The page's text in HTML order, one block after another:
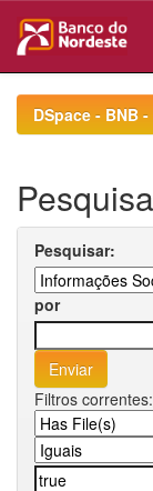
navigationDSpace - BNB
Pesquisar:
por
Filtros correntes: